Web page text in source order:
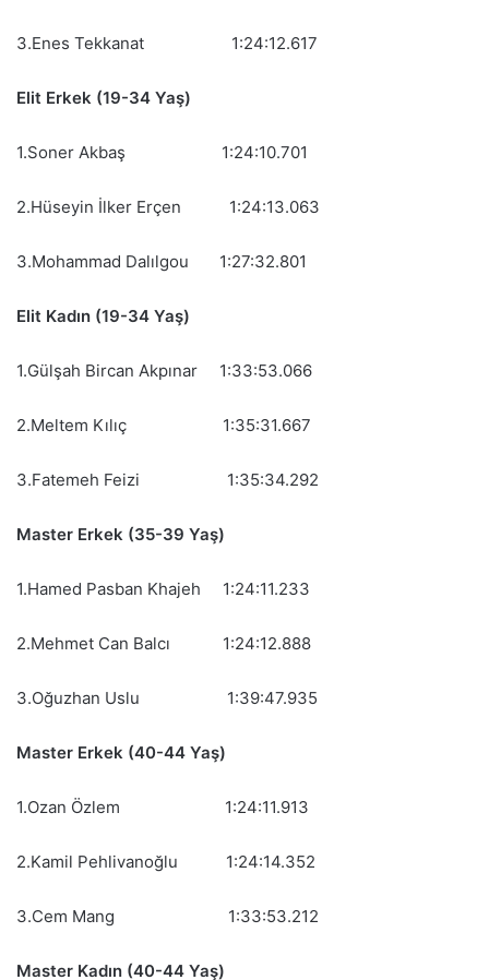
3.Enes Tekkanat 1:24:12.617
Elit Erkek (19-34 Yaş)
1.Soner Akbaş 1:24:10.701
2.Hüseyin İlker Erçen 1:24:13.063
3.Mohammad Dalılgou 1:27:32.801
Elit Kadın (19-34 Yaş)
1.Gülşah Bircan Akpınar 1:33:53.066
2.Meltem Kılıç 1:35:31.667
3.Fatemeh Feizi 1:35:34.292
Master Erkek (35-39 Yaş)
1.Hamed Pasban Khajeh 1:24:11.233
2.Mehmet Can Balcı 1:24:12.888
3.Oğuzhan Uslu 1:39:47.935
Master Erkek (40-44 Yaş)
1.Ozan Özlem 1:24:11.913
2.Kamil Pehlivanoğlu 1:24:14.352
3.Cem Mang 1:33:53.212
Master Kadın (40-44 Yaş)